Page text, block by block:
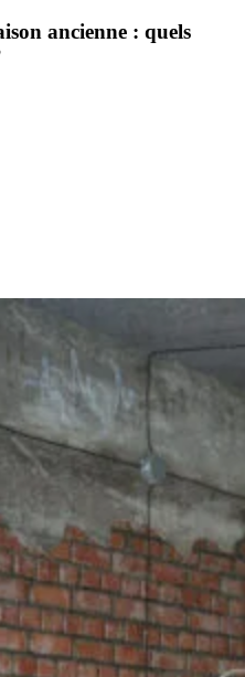
ancienne : quels